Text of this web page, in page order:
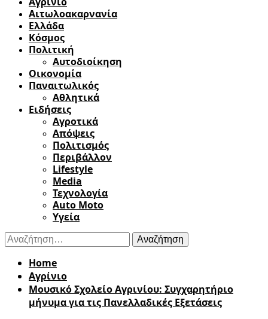
Αιτωλοακαρνανία
Ελλάδα
Κόσμος
Πολιτική
Αυτοδιοίκηση
Οικονομία
Παναιτωλικός
Αθλητικά
Ειδήσεις
Αγροτικά
Απόψεις
Πολιτισμός
Περιβάλλον
Lifestyle
Media
Τεχνολογία
Auto Moto
Υγεία
Αναζήτηση
για:
Home
Aγρίνιο
Μουσικό Σχολείο Αγρινίου: Συγχαρητήριο
μήνυμα για τις Πανελλαδικές Εξετάσεις